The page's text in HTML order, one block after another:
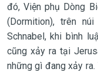
đó, Viện phụ Dòng
(Dormition), trên
Schnabel, khi bình
cũng xảy ra tại
những gì đang xảy